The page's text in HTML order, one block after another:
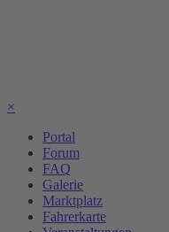
×
Portal
Forum
FAQ
Galerie
Marktplatz
Fahrerkarte